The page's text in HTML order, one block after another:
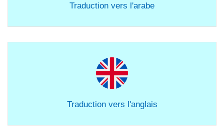
Traduction vers l'arabe
Traduction vers l'anglais